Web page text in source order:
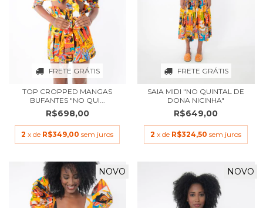
FRETE GRÁTIS
TOP CROPPED MANGAS
BUFANTES "NO QUI...
R$698,00
2 x de R$349,00 sem juros
FRETE GRÁTIS
SAIA MIDI "NO QUINTAL DE
DONA NICINHA"
R$649,00
2 x de R$324,50 sem juros
NOVO NOVO